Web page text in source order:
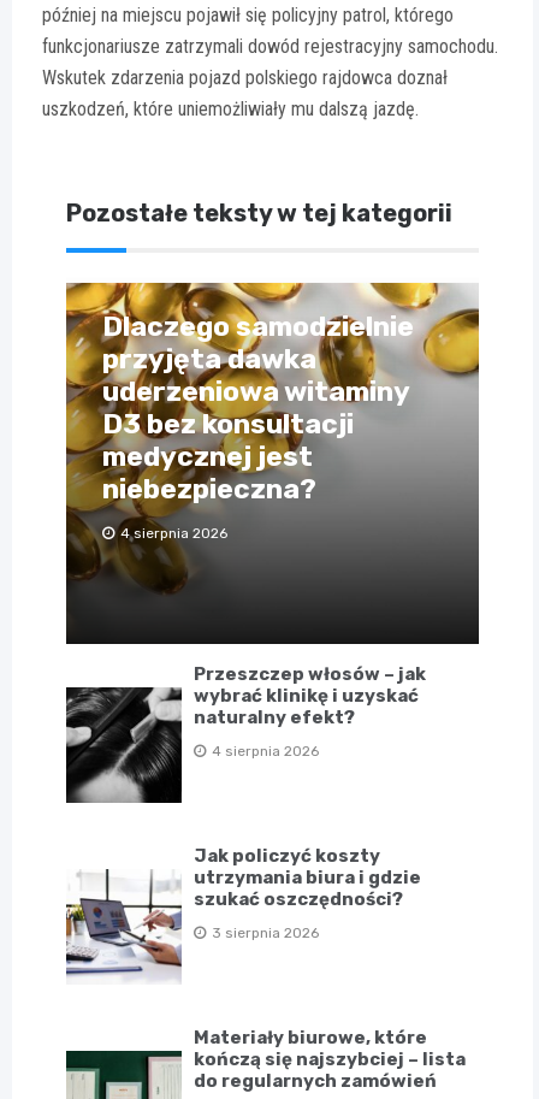
później na miejscu pojawił się policyjny patrol, którego
funkcjonariusze zatrzymali dowód rejestracyjny samochodu.
Wskutek zdarzenia pojazd polskiego rajdowca doznał
uszkodzeń, które uniemożliwiały mu dalszą jazdę.
Pozostałe teksty w tej kategorii
Dlaczego samodzielnie
przyjęta dawka
uderzeniowa witaminy
D3 bez konsultacji
medycznej jest
niebezpieczna?
4 sierpnia 2026
Przeszczep włosów – jak
wybrać klinikę i uzyskać
naturalny efekt?
4 sierpnia 2026
Jak policzyć koszty
utrzymania biura i gdzie
szukać oszczędności?
3 sierpnia 2026
Materiały biurowe, które
kończą się najszybciej – lista
do regularnych zamówień